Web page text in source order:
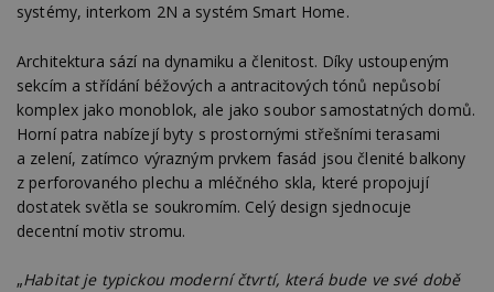
systémy, interkom 2N a systém Smart Home.
Architektura sází na dynamiku a členitost. Díky ustoupeným
sekcím a střídání béžových a antracitových tónů nepůsobí
komplex jako monoblok, ale jako soubor samostatných domů.
Horní patra nabízejí byty s prostornými střešními terasami
a zelení, zatímco výrazným prvkem fasád jsou členité balkony
z perforovaného plechu a mléčného skla, které propojují
dostatek světla se soukromím. Celý design sjednocuje
decentní motiv stromu.
„Habitat je typickou moderní čtvrtí, která bude ve své době